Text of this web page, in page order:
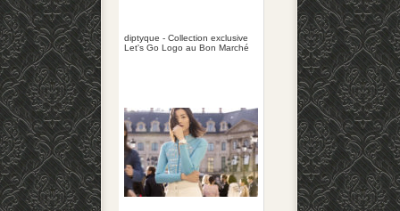
diptyque - Collection exclusive
Let's Go Logo au Bon Marché